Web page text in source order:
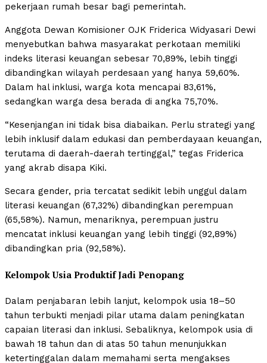
pekerjaan rumah besar bagi pemerintah.
Anggota Dewan Komisioner OJK Friderica Widyasari Dewi
menyebutkan bahwa masyarakat perkotaan memiliki
indeks literasi keuangan sebesar 70,89%, lebih tinggi
dibandingkan wilayah perdesaan yang hanya 59,60%.
Dalam hal inklusi, warga kota mencapai 83,61%,
sedangkan warga desa berada di angka 75,70%.
“Kesenjangan ini tidak bisa diabaikan. Perlu strategi yang
lebih inklusif dalam edukasi dan pemberdayaan keuangan,
terutama di daerah-daerah tertinggal,” tegas Friderica
yang akrab disapa Kiki.
Secara gender, pria tercatat sedikit lebih unggul dalam
literasi keuangan (67,32%) dibandingkan perempuan
(65,58%). Namun, menariknya, perempuan justru
mencatat inklusi keuangan yang lebih tinggi (92,89%)
dibandingkan pria (92,58%).
Kelompok Usia Produktif Jadi Penopang
Dalam penjabaran lebih lanjut, kelompok usia 18–50
tahun terbukti menjadi pilar utama dalam peningkatan
capaian literasi dan inklusi. Sebaliknya, kelompok usia di
bawah 18 tahun dan di atas 50 tahun menunjukkan
ketertinggalan dalam memahami serta mengakses